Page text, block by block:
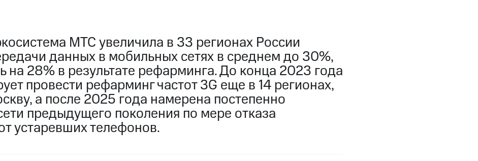
МТС увеличила в 33 регионах России
данных в мобильных сетях в среднем до 30%,
на 28% в результате рефарминга. До конца 2023 года
провести рефарминг частот 3G еще в 14 регионах,
а после 2025 года намерена постепенно
предыдущего поколения по мере отказа
устаревших телефонов.